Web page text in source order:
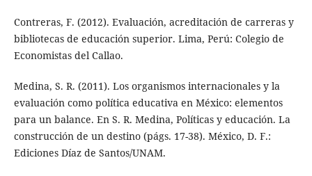
Contreras, F. (2012). Evaluación, acreditación de carreras y
bibliotecas de educación superior. Lima, Perú: Colegio de
Economistas del Callao.
Medina, S. R. (2011). Los organismos internacionales y la
evaluación como política educativa en México: elementos
para un balance. En S. R. Medina, Políticas y educación. La
construcción de un destino (págs. 17-38). México, D. F.:
Ediciones Díaz de Santos/UNAM.